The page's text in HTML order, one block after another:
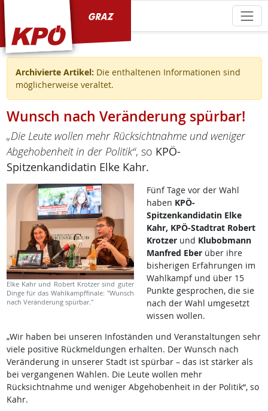
Archivierte Artikel: Die enthaltenen Informationen sind
möglicherweise veraltet.
Wunsch nach Veränderung spürbar!
„Die Leute wollen mehr Rücksichtnahme und weniger
Abgehobenheit in der Politik“, so KPÖ-
Spitzenkandidatin Elke Kahr.
Elke Kahr und Robert Krotzer sind guter
Dinge für das Wahlkampffinale: "Wunsch
nach Veränderung spürbar."
Fünf Tage vor der Wahl
haben KPÖ-
Spitzenkandidatin Elke
Kahr, KPÖ-Stadtrat Robert
Krotzer und Klubobmann
Manfred Eber über ihre
bisherigen Erfahrungen im
Wahlkampf und über 15
Punkte gesprochen, die sie
nach der Wahl umgesetzt
wissen wollen.
„Wir haben bei unseren Infoständen und Veranstaltungen sehr
viele positive Rückmeldungen erhalten. Der Wunsch nach
Veränderung in unserer Stadt ist spürbar – das ist stärker als
bei vergangenen Wahlen. Die Leute wollen mehr
Rücksichtnahme und weniger Abgehobenheit in der Politik“, so
Kahr.